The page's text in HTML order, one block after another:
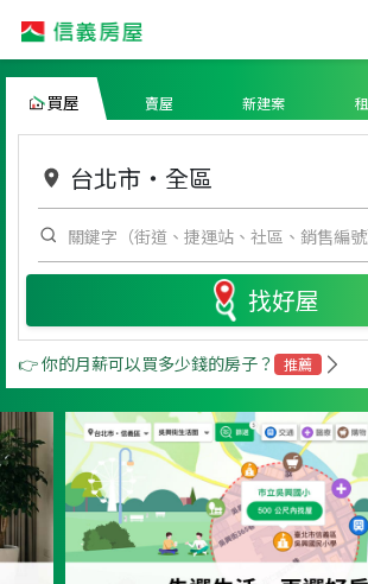
買屋 賣屋 新建案
台北市 ・ 全區
找好屋
👉 你的月薪可以買多少錢的房子？ 推薦